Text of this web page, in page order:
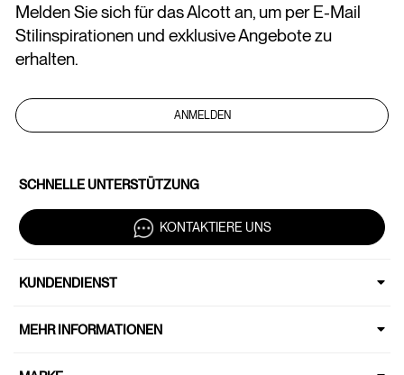
Melden Sie sich für das Alcott an, um per E-Mail
Stilinspirationen und exklusive Angebote zu
erhalten.
ANMELDEN
SCHNELLE UNTERSTÜTZUNG
KONTAKTIERE UNS
KUNDENDIENST
MEHR INFORMATIONEN